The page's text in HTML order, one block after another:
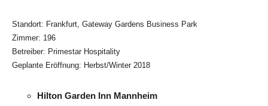
Standort: Frankfurt, Gateway Gardens Business Park
Zimmer: 196
Betreiber: Primestar Hospitality
Geplante Eröffnung: Herbst/Winter 2018
Hilton Garden Inn Mannheim